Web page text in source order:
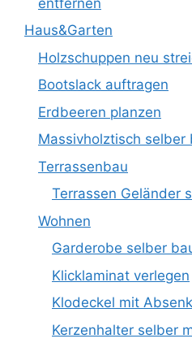
Haus&Garten
Holzschuppen neu
Bootslack auftragen
Erdbeeren planzen
Massivholztisch selber
Terrassenbau
Terrassen Geländer
Wohnen
Garderobe selber
Klicklaminat verlegen
Klodeckel mit
Kerzenhalter selber